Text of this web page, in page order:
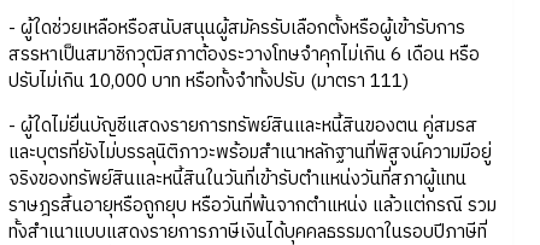
- ผู้ใดช่วยเหลือหรือสนับสนุนผู้สมัครรับเลือกตั้งหรือผู้เข้ารับการ
สรรหาเป็นสมาชิกวุฒิสภาต้องระวางโทษจำคุกไม่เกิน 6 เดือน หรือ
ปรับไม่เกิน 10,000 บาท หรือทั้งจำทั้งปรับ (มาตรา 111)
- ผู้ใดไม่ยื่นบัญชีแสดงรายการทรัพย์สินและหนี้สินของตน คู่สมรส
และบุตรที่ยังไม่บรรลุนิติภาวะพร้อมสำเนาหลักฐานที่พิสูจน์ความมีอยู่
จริงของทรัพย์สินและหนี้สินในวันที่เข้ารับตำแหน่งวันที่สภาผู้แทน
ราษฎรสิ้นอายุหรือถูกยุบ หรือวันที่พ้นจากตำแหน่ง แล้วแต่กรณี รวม
ทั้งสำเนาแบบแสดงรายการภาษีเงินได้บุคคลธรรมดาในรอบปีภาษีที่